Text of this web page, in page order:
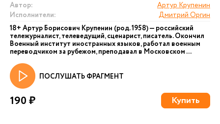
Автор:
Артур Крупенин
Исполнители:
Дмитрий Оргин
18+ Артур Борисович Крупенин (род. 1958) — российский
тележурналист, телеведущий, сценарист, писатель. Окончил
Военный институт иностранных языков, работал военным
переводчиком за рубежом, преподавал в Московском ...
ПОСЛУШАТЬ ФРАГМЕНТ
190 ₽ Купить